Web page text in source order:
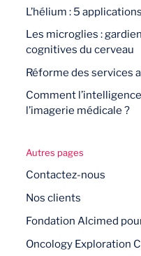
L’hélium : 5
Les microglies :
cognitives du cerveau
Réforme des services
Comment
l’imagerie médicale ?
Autres pages
Contactez-nous
Nos clients
Fondation Alcimed
Oncology Exploration